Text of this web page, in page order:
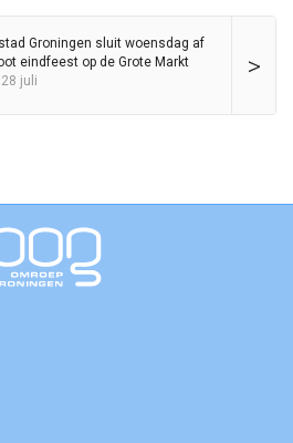
>
Groningen sluit woensdag af
eindfeest op de Grote Markt
juli